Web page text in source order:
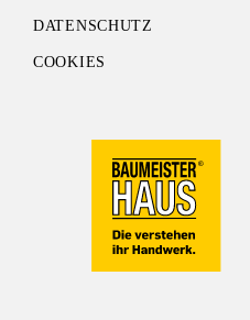
DATENSCHUTZ
COOKIES